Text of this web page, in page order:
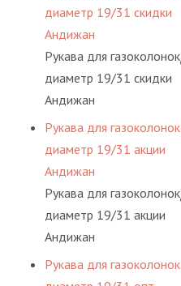
диаметр 19/31 скидки
Андижан
Рукава для газоколонок
диаметр 19/31 скидки
Андижан
Рукава для газоколонок
диаметр 19/31 акции
Андижан
Рукава для газоколонок
диаметр 19/31 акции
Андижан
Рукава для газоколонок